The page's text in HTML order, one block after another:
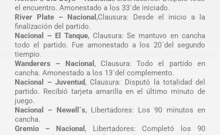
el encuentro. Amonestado a los 33´de iniciado.
River Plate – Nacional ,Clausura: Desde el inicio a la
finalización del partido.
Nacional – El Tanque, Clausura: Se mantuvo en cancha
todo el partido. Fue amonestado a los 20´del segundo
tiempio.
Wanderers – Nacional , Clausura: Todo el partido en
cancha. Amonestado a los 13´del complemento.
Nacional – Juventud, Clausura: Disputó la totalidad del
partido. Recibió tarjeta amarilla en el último minuto de
juego.
Nacional – Newell´s, Libertadores: Los 90 minutos en
cancha.
Gremio – Nacional , Libertadores: Completó los 90